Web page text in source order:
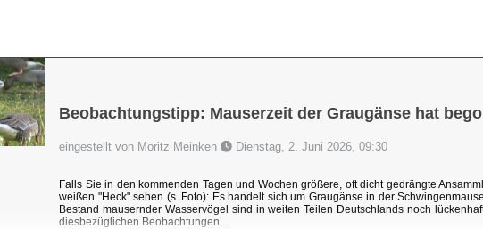
Beobachtungstipp: Mauserzeit der Graugänse hat
eingestellt von Moritz Meinken Dienstag, 2. Juni 2026, 09:30
Falls Sie in den kommenden Tagen und Wochen größere, oft dicht gedrängte
weißen "Heck" sehen (s. Foto): Es handelt sich um Graugänse in der
Bestand mausernder Wasservögel sind in weiten Teilen Deutschlands noch
diesbezüglichen Beobachtungen...